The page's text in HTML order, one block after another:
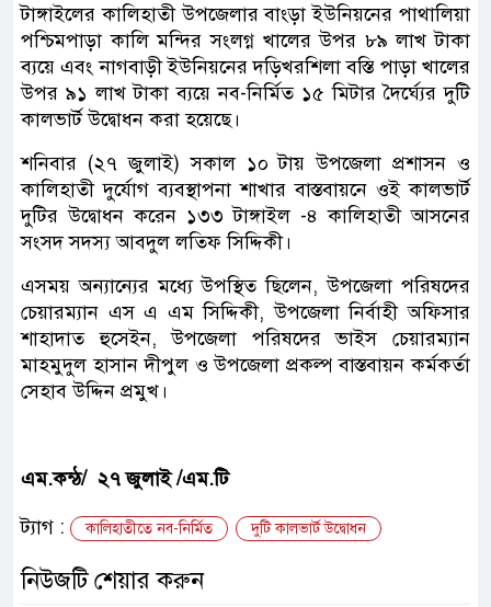
টাঙ্গাইলের কালিহাতী উপজেলার বাংড়া ইউনিয়নের পাথালিয়া
পশ্চিমপাড়া কালি মন্দির সংলগ্ন খালের উপর ৮৯ লাখ টাকা
ব্যয়ে এবং নাগবাড়ী ইউনিয়নের দড়িখরশিলা বস্তি পাড়া খালের
উপর ৯১ লাখ টাকা ব্যয়ে নব-নির্মিত ১৫ মিটার দৈর্ঘ্যের দুটি
কালভার্ট উদ্বোধন করা হয়েছে।
শনিবার (২৭ জুলাই) সকাল ১০ টায় উপজেলা প্রশাসন ও
কালিহাতী দুর্যোগ ব্যবস্থাপনা শাখার বাস্তবায়নে ওই কালভার্ট
দুটির উদ্বোধন করেন ১৩৩ টাঙ্গাইল -৪ কালিহাতী আসনের
সংসদ সদস্য আবদুল লতিফ সিদ্দিকী।
এসময় অন্যান্যের মধ্যে উপস্থিত ছিলেন, উপজেলা পরিষদের
চেয়ারম্যান এস এ এম সিদ্দিকী, উপজেলা নির্বাহী অফিসার
শাহাদাত হুসেইন, উপজেলা পরিষদের ভাইস চেয়ারম্যান
মাহমুদুল হাসান দীপুল ও উপজেলা প্রকল্প বাস্তবায়ন কর্মকর্তা
সেহাব উদ্দিন প্রমুখ।
এম.কন্ঠ/ ২৭ জুলাই /এম.টি
ট্যাগ :
কালিহাতীতে নব-নির্মিত দুটি কালভার্ট উদ্বোধন
নিউজটি শেয়ার করুন